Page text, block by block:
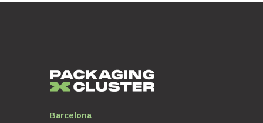
Barcelona